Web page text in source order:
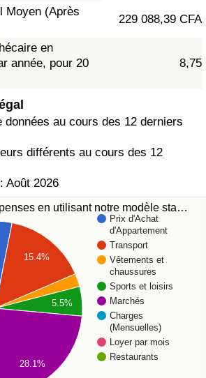
Moyen (Après
229 088,39 CFA
en
année, pour 20
8,75
données au cours des 12 derniers
différents au cours des 12
Août 2026
en utilisant notre modèle sta…
Prix d'Achat
d'Appartement
Transport
Vêtements et
chaussures
Sports et loisirs
Marchés
Charges
(Mensuelles)
Loyer par mois
Restaurants
15.4%
5.5%
28.1%